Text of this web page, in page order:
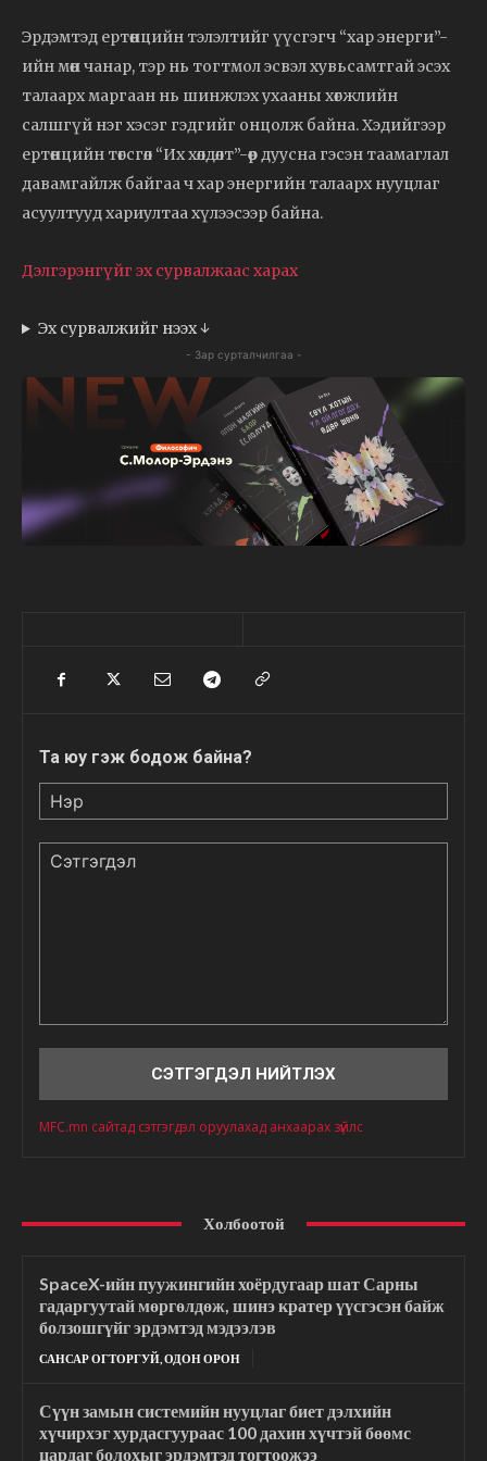
Эрдэмтэд ертөнцийн тэлэлтийг үүсгэгч “хар энерги”-
ийн мөн чанар, тэр нь тогтмол эсвэл хувьсамтгай эсэх
талаарх маргаан нь шинжлэх ухааны хөгжлийн
салшгүй нэг хэсэг гэдгийг онцолж байна. Хэдийгээр
ертөнцийн төгсгөл “Их хөлдөлт”-өөр дуусна гэсэн таамаглал
давамгайлж байгаа ч хар энергийн талаарх нууцлаг
асуултууд хариултаа хүлээсээр байна.
Дэлгэрэнгүйг эх сурвалжаас харах
Эх сурвалжийг нээх ↓
- Зар сурталчилгаа -
Та юу гэж бодож байна?
MFC.mn сайтад сэтгэгдэл оруулахад анхаарах зүйлс
Холбоотой
SpaceX-ийн пуужингийн хоёрдугаар шат Сарны
гадаргуутай мөргөлдөж, шинэ кратер үүсгэсэн байж
болзошгүйг эрдэмтэд мэдээлэв
САНСАР ОГТОРГУЙ, ОДОН ОРОН
Сүүн замын системийн нууцлаг биет дэлхийн
хүчирхэг хурдасгуураас 100 дахин хүчтэй бөөмс
цардаг болохыг эрдэмтэд тогтоожээ